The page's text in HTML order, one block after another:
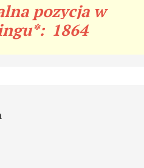
pozycja w
1864